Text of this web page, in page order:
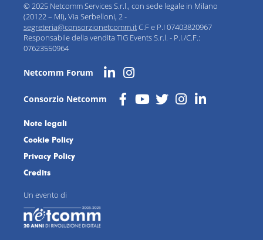
© 2025 Netcomm Services S.r.l., con sede legale in Milano
(20122 – MI), Via Serbelloni, 2 -
segreteria@consorzionetcomm.itC.F e P.I 07403820967
Responsabile della vendita TIG Events S.r.l. - P.I./C.F.:
07623550964
Netcomm Forum
Consorzio Netcomm
Note legali
Cookie Policy
Privacy Policy
Credits
Un evento di